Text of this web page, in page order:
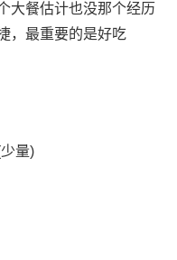
大餐估计也没那个经历
，最重要的是好吃
量)